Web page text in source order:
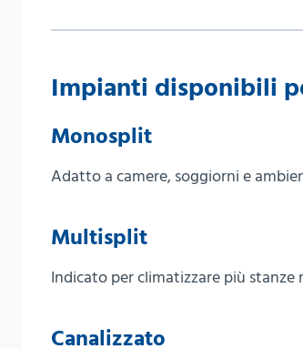
Impianti disponibili
Monosplit
Adatto a camere, soggiorni e
Multisplit
Indicato per climatizzare più
Canalizzato